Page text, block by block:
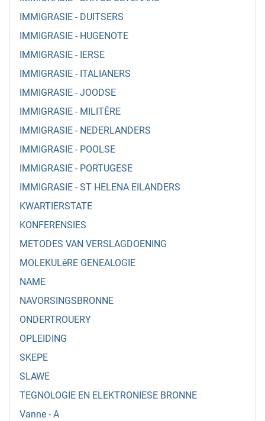
IMMIGRASIE - DUITSERS
IMMIGRASIE - HUGENOTE
IMMIGRASIE - IERSE
IMMIGRASIE - ITALIANERS
IMMIGRASIE - JOODSE
IMMIGRASIE - MILITÊRE
IMMIGRASIE - NEDERLANDERS
IMMIGRASIE - POOLSE
IMMIGRASIE - PORTUGESE
IMMIGRASIE - ST HELENA EILANDERS
KWARTIERSTATE
KONFERENSIES
METODES VAN VERSLAGDOENING
MOLEKULêRE GENEALOGIE
NAME
NAVORSINGSBRONNE
ONDERTROUERY
OPLEIDING
SKEPE
SLAWE
TEGNOLOGIE EN ELEKTRONIESE BRONNE
Vanne - A